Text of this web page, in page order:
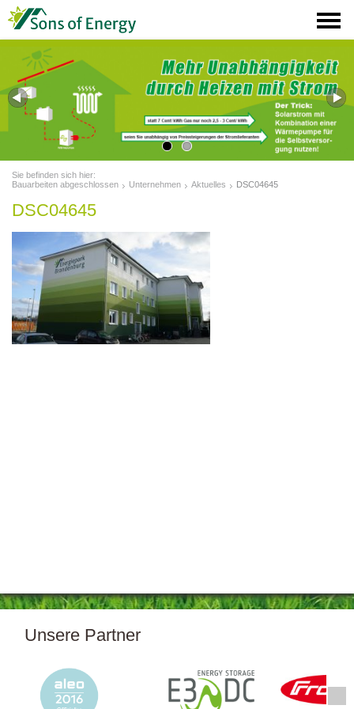
Sie befinden sich hier:
Bauarbeiten abgeschlossen
Unternehmen Aktuelles DSC04645
DSC04645
Unsere Partner